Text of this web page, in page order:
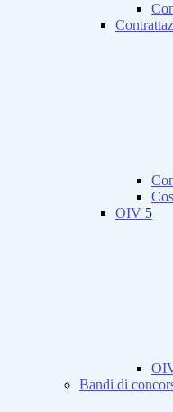
OIV 5
Bandi di